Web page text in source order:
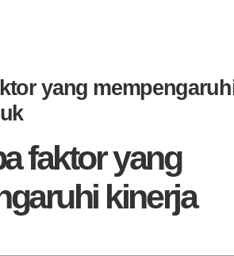
yang
faktor yang
kinerja